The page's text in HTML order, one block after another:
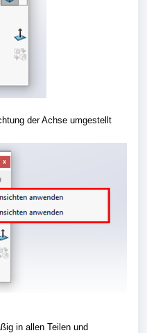
der Achse umgestellt
in allen Teilen und